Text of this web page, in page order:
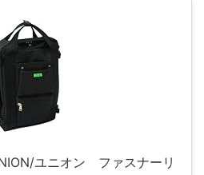
ユニオン ファスナーリ